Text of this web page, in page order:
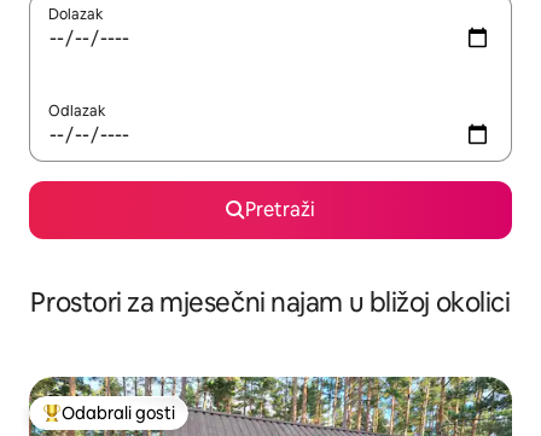
Dolazak
Odlazak
Pretraži
Prostori za mjesečni najam u bližoj okolici
Među najviše rangiranima s oznakom „Odabrali gosti”
Odabrali gosti